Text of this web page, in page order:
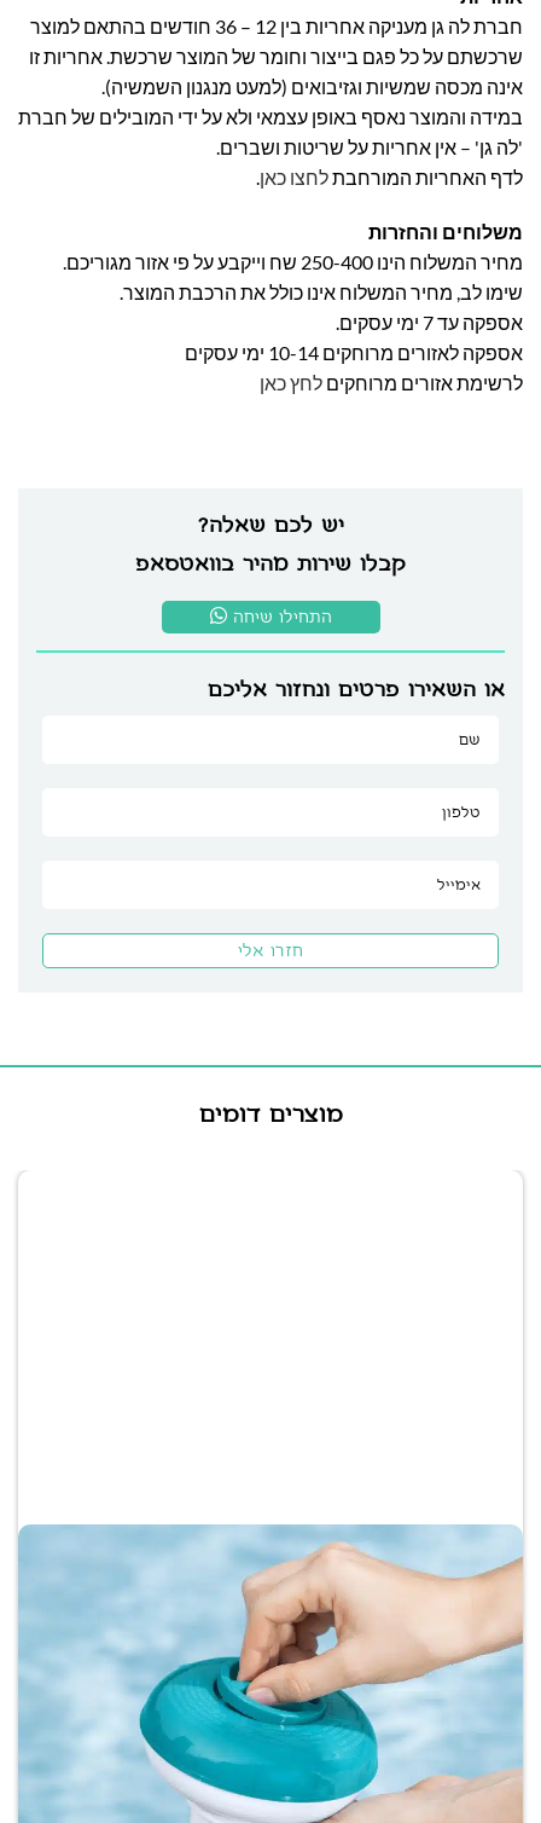
יש לכם שאלה?
קבלו שירות מהיר בוואטסאפ
התחילו שיחה
או השאירו פרטים ונחזור אליכם
חברת לה גן מעניקה אחריות בין 12 – 36 חודשים בהתאם למוצר
שרכשתם על כל פגם בייצור וחומר של המוצר שרכשת. אחריות זו
אינה מכסה שמשיות וגזיבואים (למעט מנגנון השמשיה).
במידה והמוצר נאסף באופן עצמאי ולא על ידי המובילים של חברת
'לה גן' – אין אחריות על שריטות ושברים.
לדף האחריות המורחבתלחצו כאן.
משלוחים והחזרות
מחיר המשלוח הינו 250-400 שח וייקבע על פי אזור מגוריכם.
שימו לב, מחיר המשלוח אינו כולל את הרכבת המוצר.
אספקה עד 7 ימי עסקים.
אספקה לאזורים מרוחקים 10-14 ימי עסקים
לרשימת אזורים מרוחקים לחץ כאן
מוצרים דומים